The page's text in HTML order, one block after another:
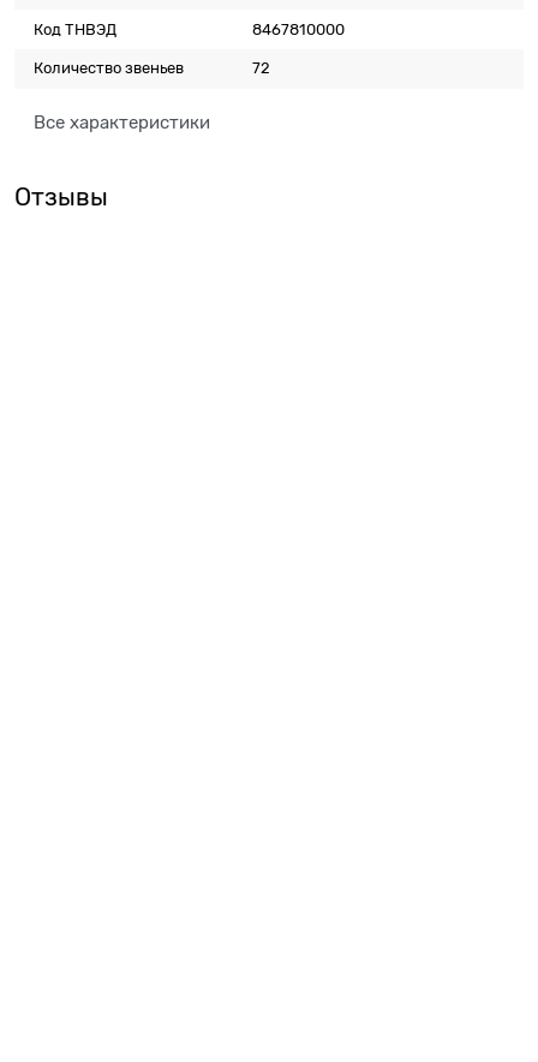
Код ТНВЭД 8467810000
Количество звеньев 72
Все характеристики
Отзывы